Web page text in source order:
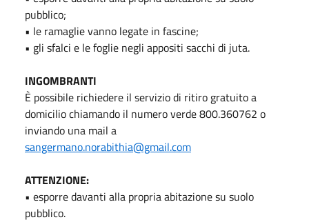
pubblico;
• le ramaglie vanno legate in fascine;
• gli sfalci e le foglie negli appositi sacchi di juta.
INGOMBRANTI
È possibile richiedere il servizio di ritiro gratuito a
domicilio chiamando il numero verde 800.360762 o
inviando una mail a
sangermano.norabithia@gmail.com
ATTENZIONE:
• esporre davanti alla propria abitazione su suolo
pubblico.